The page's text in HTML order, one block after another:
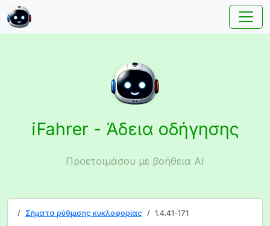
iFahrer - Άδεια οδήγησης
Προετοιμάσου με βοήθεια AI
Σήματα ρύθμισης κυκλοφορίας 1.4.41-171